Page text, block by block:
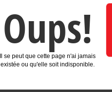
Oups!
Il se peut que cette page n'ai jamais
existée ou qu'elle soit indisponible.